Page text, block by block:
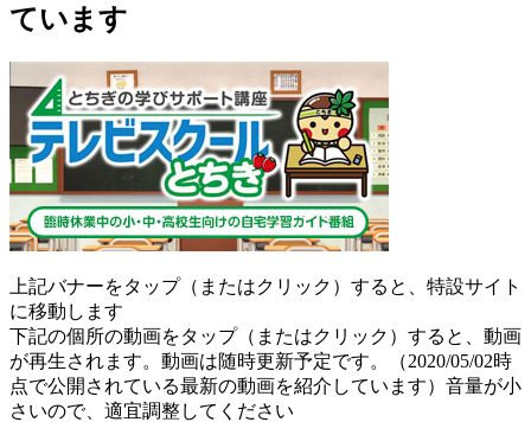
ています
上記バナーをタップ（またはクリック）すると、特設サイト
に移動します
下記の個所の動画をタップ（またはクリック）すると、動画
が再生されます。動画は随時更新予定です。（2020/05/02時
点で公開されている最新の動画を紹介しています）音量が小
さいので、適宜調整してください